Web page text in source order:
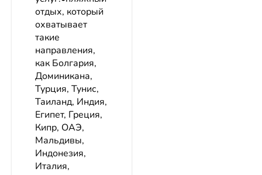
отдых, который
охватывает
такие
направления,
как Болгария,
Доминикана,
Турция, Тунис,
Таиланд, Индия,
Египет, Греция,
Кипр, ОАЭ,
Мальдивы,
Индонезия,
Италия,